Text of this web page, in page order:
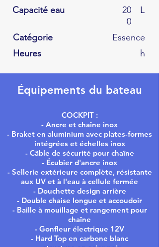
Capacité eau
20
0
L
Catégorie
Essence
Heures
h
Équipements du bateau
COCKPIT :
- Ancre et chaîne inox
- Braket en aluminium avec plates-formes
intégrées et échelles inox
- Câble de sécurité pour chaîne
- Écubier d'ancre inox
- Sellerie extérieure complète, résistante
aux UV et à l'eau à cellule fermée
- Douchette design arrière
- Double chaise longue et accoudoir
- Baille à mouillage et rangement pour
chaîne
- Gonfleur électrique 12V
- Hard Top en carbone blanc